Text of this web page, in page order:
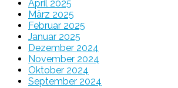
April 2025
März 2025
Februar 2025
Januar 2025
Dezember 2024
November 2024
Oktober 2024
September 2024